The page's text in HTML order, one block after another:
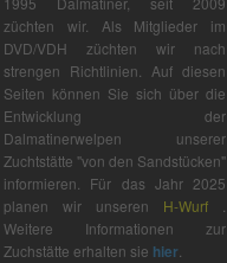
züchten wir. Als Mitglieder im
DVD/VDH züchten wir nach
strengen Richtlinien. Auf diesen
Seiten können Sie sich über die
Entwicklung der
Dalmatinerwelpen unserer
Zuchtstätte "von den Sandstücken"
informieren. Für das Jahr 2025
planen wir unseren H-Wurf
Weitere Informationen zur
Zuchstätte erhalten sie hier